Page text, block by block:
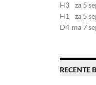
H3 za 5
H1 za 5
D4 ma 7
RECENTE